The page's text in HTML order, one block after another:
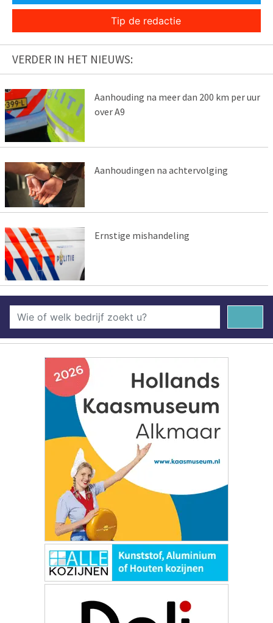
Tip de redactie
VERDER IN HET NIEUWS:
Aanhouding na meer dan 200 km per uur
over A9
Aanhoudingen na achtervolging
Ernstige mishandeling